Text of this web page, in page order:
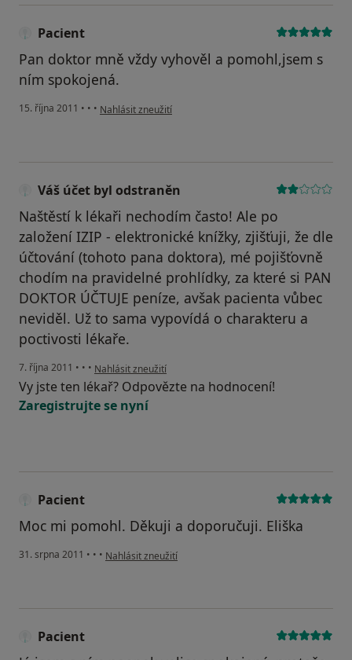
Pacient
Pan doktor mně vždy vyhověl a pomohl,jsem s
ním spokojená.
15. října 2011 • • • podle názoru uživatele Pacient
Nahlásit zneužití
Váš účet byl odstraněn
Naštěstí k lékaři nechodím často! Ale po
založení IZIP - elektronické knížky, zjišťuji, že dle
účtování (tohoto pana doktora), mé pojišťovně
chodím na pravidelné prohlídky, za které si PAN
DOKTOR ÚČTUJE peníze, avšak pacienta vůbec
neviděl. Už to sama vypovídá o charakteru a
poctivosti lékaře.
7. října 2011 • • • podle názoru uživatele Váš účet byl odstraněn
Nahlásit zneužití
Vy jste ten lékař? Odpovězte na hodnocení!
Zaregistrujte se nyní
Pacient
Moc mi pomohl. Děkuji a doporučuji. Eliška
31. srpna 2011 • • • podle názoru uživatele Pacient
Nahlásit zneužití
Pacient